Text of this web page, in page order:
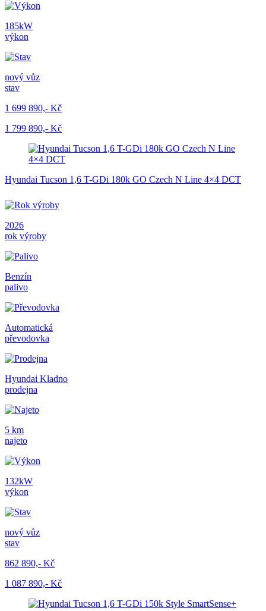
185kW
výkon
nový vůz
stav
1 699 890,- Kč
1 799 890,- Kč
Hyundai Tucson 1,6 T-GDi 180k GO Czech N Line 4×4 DCT
2026
rok výroby
Benzín
palivo
Automatická
převodovka
Hyundai Kladno
prodejna
5 km
najeto
132kW
výkon
nový vůz
stav
862 890,- Kč
1 087 890,- Kč